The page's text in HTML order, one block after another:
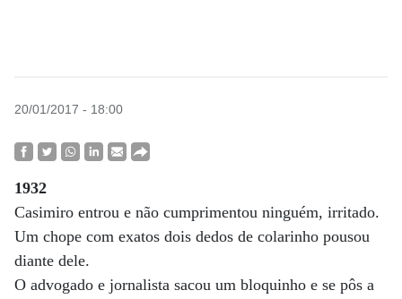
20/01/2017 - 18:00
1932
Casimiro entrou e não cumprimentou ninguém, irritado.
Um chope com exatos dois dedos de colarinho pousou
diante dele.
O advogado e jornalista sacou um bloquinho e se pôs a